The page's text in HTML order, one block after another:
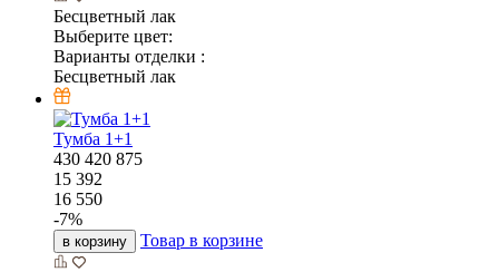
Бесцветный лак
Выберите цвет:
Варианты отделки :
Бесцветный лак
Тумба 1+1
430 420 875
15 392
16 550
-7%
в корзину Товар в корзине